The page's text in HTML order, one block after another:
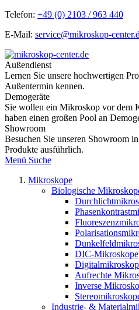
Telefon: +49 (0) 2103 / 963 440
E-Mail: service@mikroskop-
Außendienst
Lernen Sie unsere hochwertigen
Außentermin kennen.
Demogeräte
Sie wollen ein Mikroskop vor dem
haben einen großen Pool an
Showroom
Besuchen Sie unseren Showroom
Produkte ausführlich.
Menü Suche
Mikroskope
Biologische
DIC-Mikroskope
Aufrechte
Inverse
Industrie- &